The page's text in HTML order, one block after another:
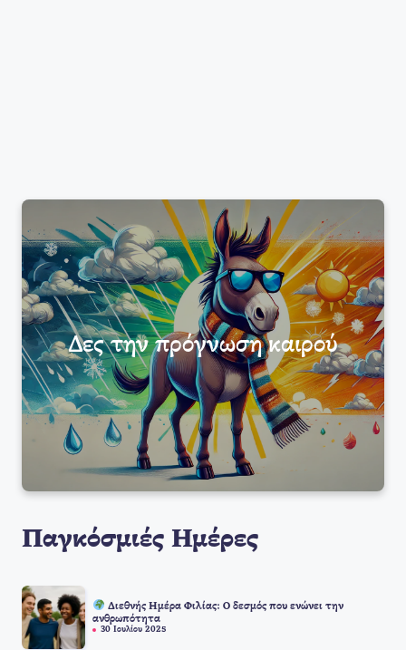
Δες την πρόγνωση καιρού
Παγκόσμιές Ημέρες
Διεθνής Ημέρα Φιλίας: Ο δεσμός που ενώνει την
ανθρωπότητα
30 Ιουλίου 2025